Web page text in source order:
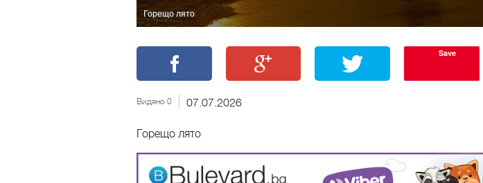
Горещо лято
Save
Видяно 0 07.07.2026
Горещо лято